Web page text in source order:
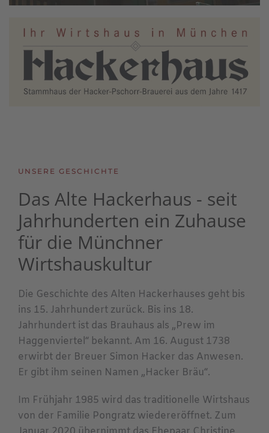
UNSERE GESCHICHTE
Das Alte Hackerhaus - seit
Jahrhunderten ein Zuhause
für die Münchner
Wirtshauskultur
Die Geschichte des Alten Hackerhauses geht bis
ins 15. Jahrhundert zurück. Bis ins 18.
Jahrhundert ist das Brauhaus als „Prew im
Haggenviertel“ bekannt. Am 16. August 1738
erwirbt der Breuer Simon Hacker das Anwesen.
Er gibt ihm seinen Namen „Hacker Bräu“.
Im Frühjahr 1985 wird das traditionelle Wirtshaus
von der Familie Pongratz wiedereröffnet. Zum